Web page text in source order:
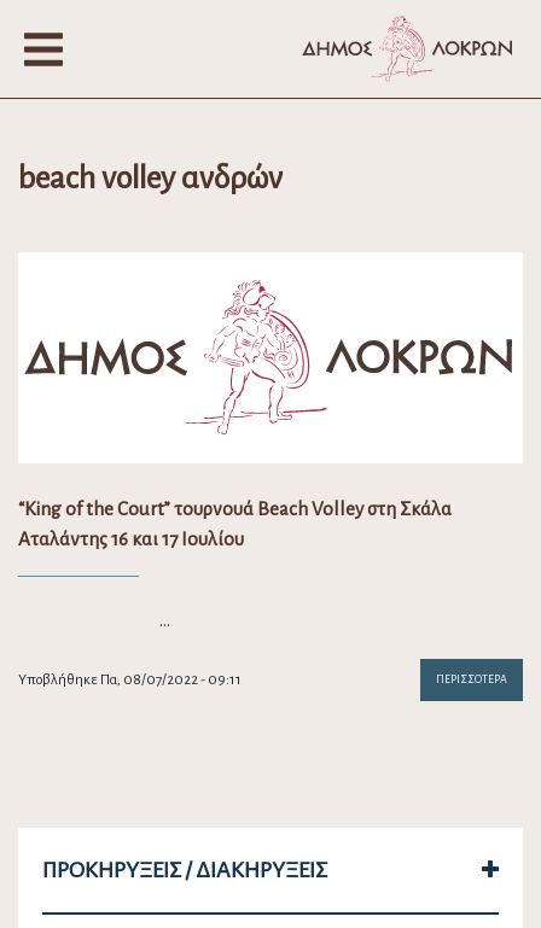
beach volley ανδρών
“King of the Court” τουρνουά Beach Volley στη Σκάλα
Αταλάντης 16 και 17 Ιουλίου
…
Υποβλήθηκε Πα, 08/07/2022 - 09:11 ΠΕΡΙΣΣΌΤΕΡΑ
ΠΡΟΚΗΡΎΞΕΙΣ / ΔΙΑΚΗΡΎΞΕΙΣ